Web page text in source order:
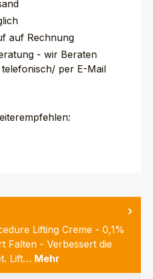
auf Rechnung
- wir Beraten
per E-Mail
Lifting Creme - 0,1%
Falten - Verbessert die
Lift… Mehr